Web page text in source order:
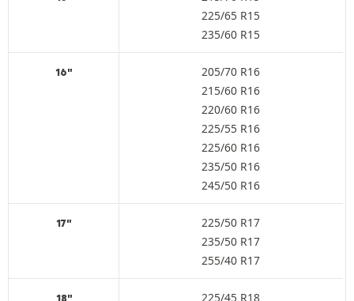
225/65 R15
235/60 R15
16"
205/70 R16
215/60 R16
220/60 R16
225/55 R16
225/60 R16
235/50 R16
245/50 R16
17"
225/50 R17
235/50 R17
255/40 R17
18"
225/45 R18